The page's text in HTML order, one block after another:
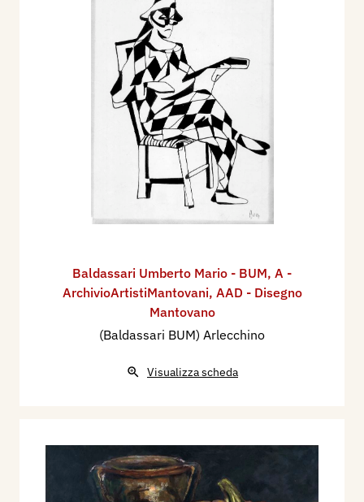
Baldassari Umberto Mario - BUM, A -
ArchivioArtistiMantovani, AAD - Disegno
Mantovano
(Baldassari BUM) Arlecchino
Visualizza scheda